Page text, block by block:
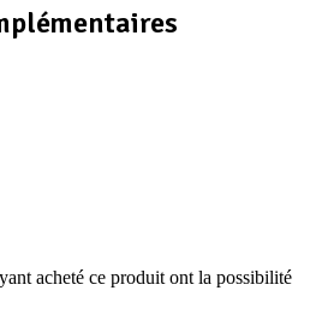
acheté ce produit ont la possibilité